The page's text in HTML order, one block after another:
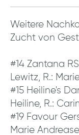
Weitere
Zucht von
#14 Zantana
Lewitz, R.:
#15 Heiline's
Heiline, R.:
#19 Favour
Marie